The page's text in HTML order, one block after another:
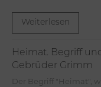
Weiterlesen
Heimat. Begriff
Gebrüder Grimm
Der Begriff "Heimat", wie wir ihn heute benutzen, entwickelte